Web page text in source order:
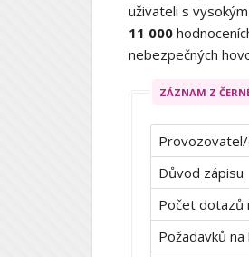
uživateli s
11 000
nebezpečných
ZÁZNAM Z
Důvod zápisu
Počet dotazů
Požadavků na